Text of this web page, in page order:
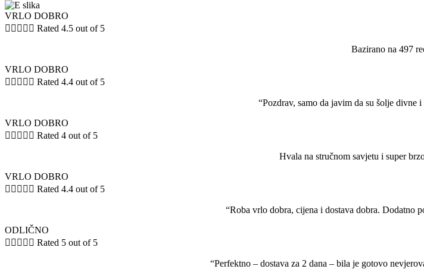
VRLO DOBRO
     Rated 4.5 out of 5
Bazirano na 497
VRLO DOBRO
     Rated 4.4 out of 5
“Pozdrav, samo da javim da su šolje divne
VRLO DOBRO
     Rated 4 out of 5
Hvala na stručnom savjetu i super
VRLO DOBRO
     Rated 4.4 out of 5
“Roba vrlo dobra, cijena i dostava dobra. Dodatno
ODLIČNO
     Rated 5 out of 5
“Perfektno – dostava za 2 dana – bila je gotovo